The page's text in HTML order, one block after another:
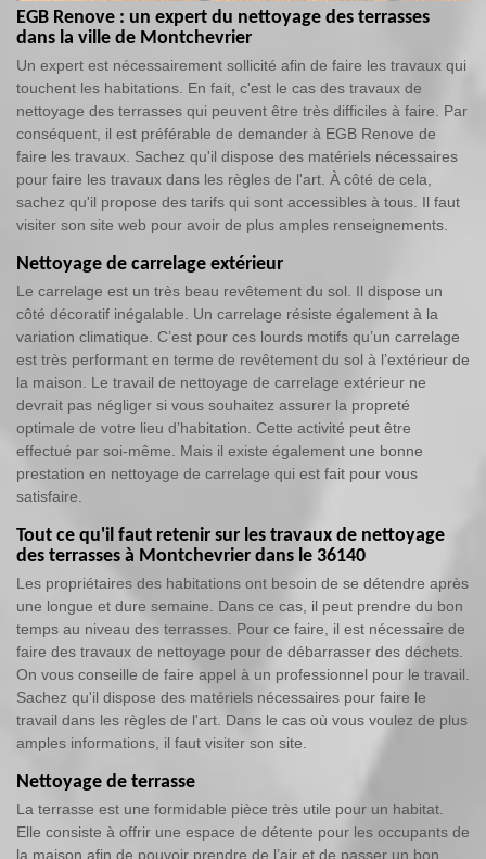
EGB Renove : un expert du nettoyage des terrasses
dans la ville de Montchevrier
Un expert est nécessairement sollicité afin de faire les travaux qui
touchent les habitations. En fait, c'est le cas des travaux de
nettoyage des terrasses qui peuvent être très difficiles à faire. Par
conséquent, il est préférable de demander à EGB Renove de
faire les travaux. Sachez qu'il dispose des matériels nécessaires
pour faire les travaux dans les règles de l'art. À côté de cela,
sachez qu'il propose des tarifs qui sont accessibles à tous. Il faut
visiter son site web pour avoir de plus amples renseignements.
Nettoyage de carrelage extérieur
Le carrelage est un très beau revêtement du sol. Il dispose un
côté décoratif inégalable. Un carrelage résiste également à la
variation climatique. C’est pour ces lourds motifs qu’un carrelage
est très performant en terme de revêtement du sol à l’extérieur de
la maison. Le travail de nettoyage de carrelage extérieur ne
devrait pas négliger si vous souhaitez assurer la propreté
optimale de votre lieu d’habitation. Cette activité peut être
effectué par soi-même. Mais il existe également une bonne
prestation en nettoyage de carrelage qui est fait pour vous
satisfaire.
Tout ce qu'il faut retenir sur les travaux de nettoyage
des terrasses à Montchevrier dans le 36140
Les propriétaires des habitations ont besoin de se détendre après
une longue et dure semaine. Dans ce cas, il peut prendre du bon
temps au niveau des terrasses. Pour ce faire, il est nécessaire de
faire des travaux de nettoyage pour de débarrasser des déchets.
On vous conseille de faire appel à un professionnel pour le travail.
Sachez qu'il dispose des matériels nécessaires pour faire le
travail dans les règles de l'art. Dans le cas où vous voulez de plus
amples informations, il faut visiter son site.
Nettoyage de terrasse
La terrasse est une formidable pièce très utile pour un habitat.
Elle consiste à offrir une espace de détente pour les occupants de
la maison afin de pouvoir prendre de l’air et de passer un bon